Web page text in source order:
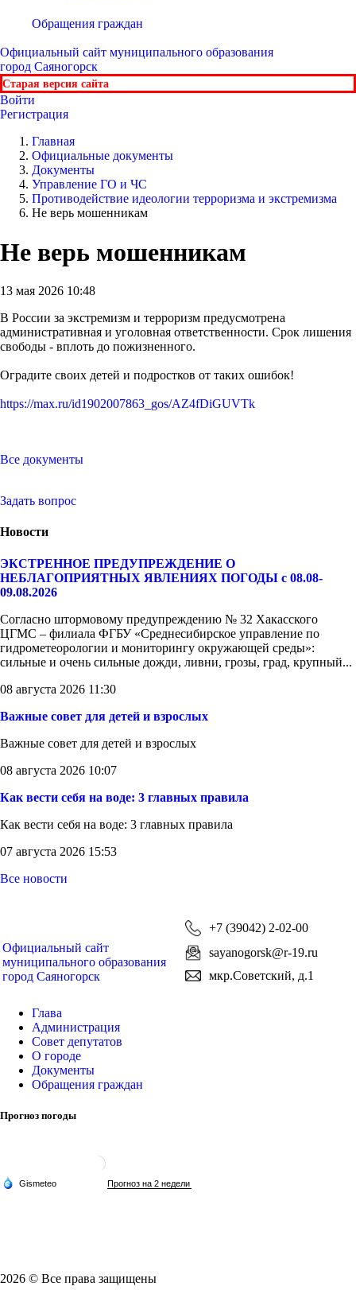
Обращения граждан
Официальный сайт муниципального образования
город Саяногорск
Старая версия сайта
Войти
Регистрация
Главная
Официальные документы
Документы
Управление ГО и ЧС
Противодействие идеологии терроризма и экстремизма
Не верь мошенникам
Не верь мошенникам
13 мая 2026 10:48
В России за экстремизм и терроризм предусмотрена
административная и уголовная ответственности. Срок лишения
свободы - вплоть до пожизненного.
Оградите своих детей и подростков от таких ошибок!
https://max.ru/id1902007863_gos/AZ4fDiGUVTk
Все документы
Задать вопрос
Новости
ЭКСТРЕННОЕ ПРЕДУПРЕЖДЕНИЕ О
НЕБЛАГОПРИЯТНЫХ ЯВЛЕНИЯХ ПОГОДЫ с 08.08-
09.08.2026
Согласно штормовому предупреждению № 32 Хакасского
ЦГМС – филиала ФГБУ «Среднесибирское управление по
гидрометеорологии и мониторингу окружающей среды»:
сильные и очень сильные дожди, ливни, грозы, град, крупный...
08 августа 2026 11:30
Важные совет для детей и взрослых
Важные совет для детей и взрослых
08 августа 2026 10:07
Как вести себя на воде: 3 главных правила
Как вести себя на воде: 3 главных правила
07 августа 2026 15:53
Все новости
Официальный сайт
муниципального образования
город Саяногорск
+7 (39042) 2-02-00
sayanogorsk@r-19.ru
мкр.Советский, д.1
Глава
Администрация
Совет депутатов
О городе
Документы
Обращения граждан
Прогноз погоды
2026 © Все права защищены